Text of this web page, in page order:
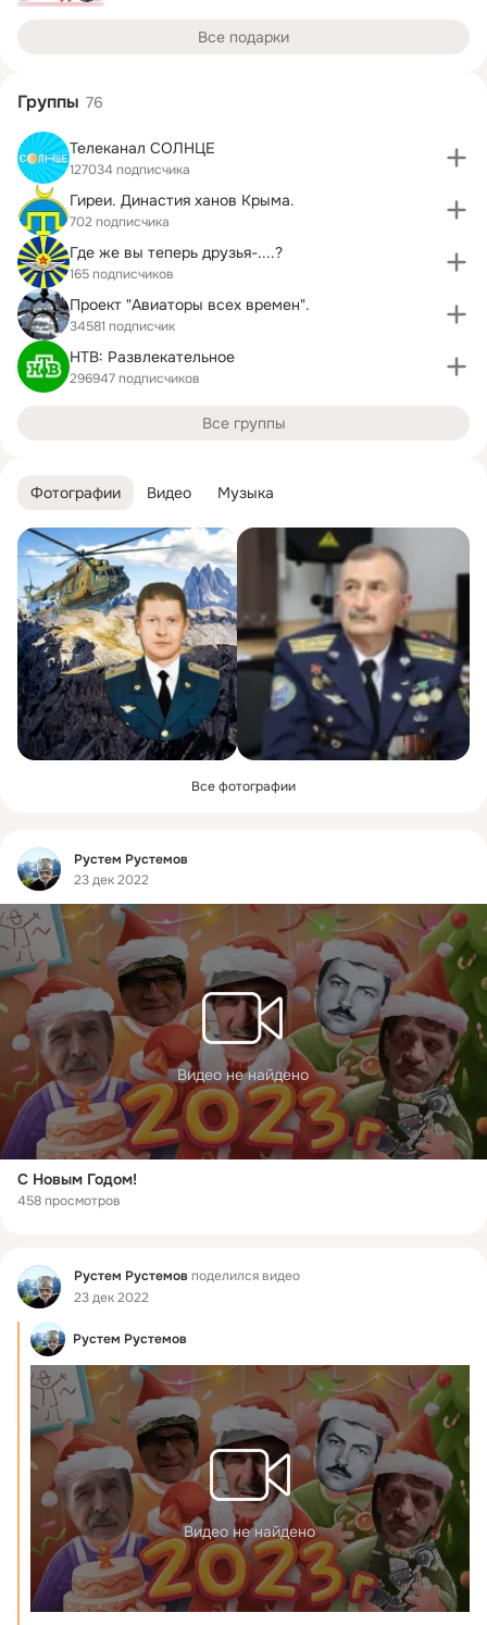
Фотографии Видео Музыка
Все фотографии
Фид
Рустем Рустемов
23 дек 2022
Видео не найдено
С Новым Годом!
458 просмотров
Фид Рустем Рустемов поделился видео
23 дек 2022
Рустем Рустемов
Видео не найдено
Все подарки
Группы 76
Телеканал СОЛНЦЕ
127034 подписчика
Гиреи. Династия ханов Крыма.
702 подписчика
Где же вы теперь друзья-....?
165 подписчиков
Проект "Авиаторы всех времен".
34581 подписчик
НТВ: Развлекательное
296947 подписчиков
Все группы